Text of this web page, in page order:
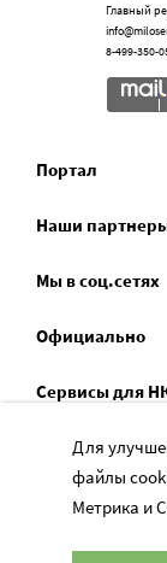
Главный
8-499-350-
Портал
Наши
Мы в соц.сетях
Официально
Сервисы для
Спецпроекты
Социальное
Для
файлы
Метрика и